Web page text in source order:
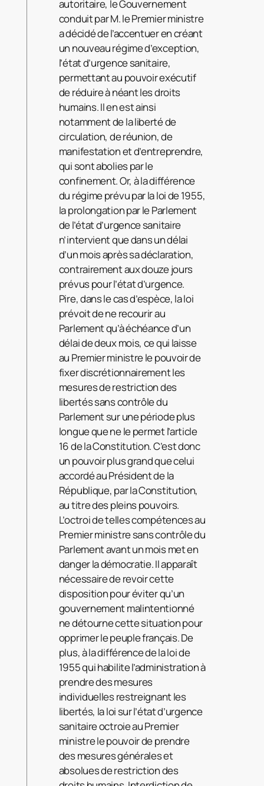
autoritaire, le Gouvernement
conduit par M. le Premier ministre
a décidé de l’accentuer en créant
un nouveau régime d’exception,
l’état d’urgence sanitaire,
permettant au pouvoir exécutif
de réduire à néant les droits
humains. Il en est ainsi
notamment de la liberté de
circulation, de réunion, de
manifestation et d’entreprendre,
qui sont abolies par le
confinement. Or, à la différence
du régime prévu par la loi de 1955,
la prolongation par le Parlement
de l’état d’urgence sanitaire
n’intervient que dans un délai
d’un mois après sa déclaration,
contrairement aux douze jours
prévus pour l’état d’urgence.
Pire, dans le cas d’espèce, la loi
prévoit de ne recourir au
Parlement qu’à échéance d’un
délai de deux mois, ce qui laisse
au Premier ministre le pouvoir de
fixer discrétionnairement les
mesures de restriction des
libertés sans contrôle du
Parlement sur une période plus
longue que ne le permet l’article
16 de la Constitution. C’est donc
un pouvoir plus grand que celui
accordé au Président de la
République, par la Constitution,
au titre des pleins pouvoirs.
L’octroi de telles compétences au
Premier ministre sans contrôle du
Parlement avant un mois met en
danger la démocratie. Il apparaît
nécessaire de revoir cette
disposition pour éviter qu’un
gouvernement malintentionné
ne détourne cette situation pour
opprimer le peuple français. De
plus, à la différence de la loi de
1955 qui habilite l’administration à
prendre des mesures
individuelles restreignant les
libertés, la loi sur l’état d’urgence
sanitaire octroie au Premier
ministre le pouvoir de prendre
des mesures générales et
absolues de restriction des